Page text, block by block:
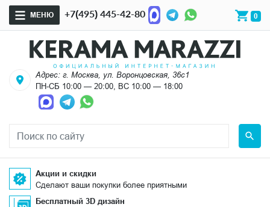
МЕНЮ +7(495) 445-42-80 0
Адрес: г. Москва, ул. Воронцовская, 36с1
ПН-СБ 10:00 — 20:00, ВС 10:00 — 18:00
Акции и скидки
Сделают ваши покупки более приятными
Бесплатный 3D дизайн